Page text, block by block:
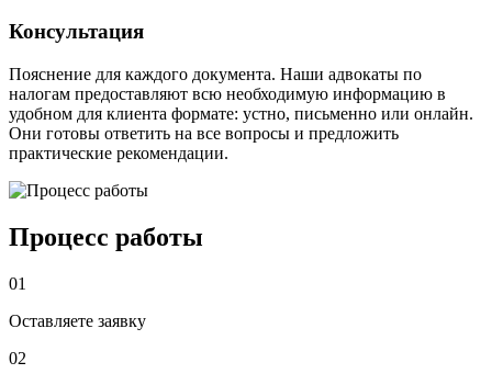
Консультация
Пояснение для каждого документа. Наши адвокаты по
налогам предоставляют всю необходимую информацию в
удобном для клиента формате: устно, письменно или онлайн.
Они готовы ответить на все вопросы и предложить
практические рекомендации.
Процесс работы
01
Оставляете заявку
02